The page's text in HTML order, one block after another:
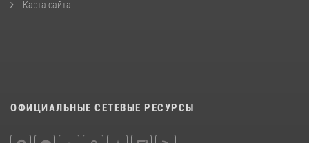
Карта сайта
ОФИЦИАЛЬНЫЕ СЕТЕВЫЕ РЕСУРСЫ